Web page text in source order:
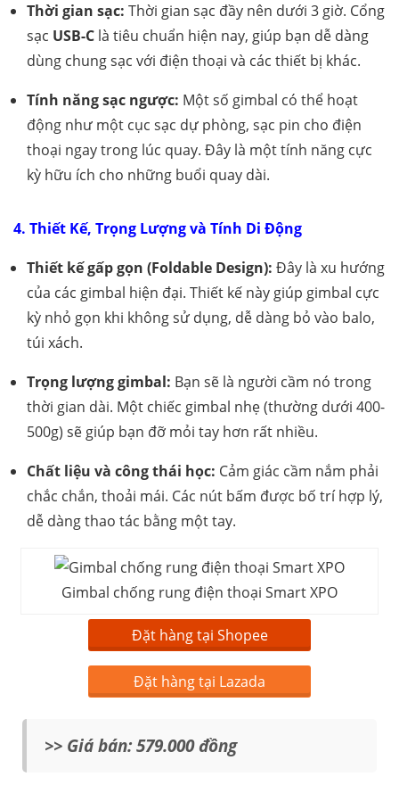
Thời gian sạc: Thời gian sạc đầy nên dưới 3 giờ. Cổng
sạc USB-C là tiêu chuẩn hiện nay, giúp bạn dễ dàng
dùng chung sạc với điện thoại và các thiết bị khác.
Tính năng sạc ngược: Một số gimbal có thể hoạt
động như một cục sạc dự phòng, sạc pin cho điện
thoại ngay trong lúc quay. Đây là một tính năng cực
kỳ hữu ích cho những buổi quay dài.
4. Thiết Kế, Trọng Lượng và Tính Di Động
Thiết kế gấp gọn (Foldable Design): Đây là xu hướng
của các gimbal hiện đại. Thiết kế này giúp gimbal cực
kỳ nhỏ gọn khi không sử dụng, dễ dàng bỏ vào balo,
túi xách.
Trọng lượng gimbal: Bạn sẽ là người cầm nó trong
thời gian dài. Một chiếc gimbal nhẹ (thường dưới 400-
500g) sẽ giúp bạn đỡ mỏi tay hơn rất nhiều.
Chất liệu và công thái học: Cảm giác cầm nắm phải
chắc chắn, thoải mái. Các nút bấm được bố trí hợp lý,
dễ dàng thao tác bằng một tay.
Gimbal chống rung điện thoại Smart XPO
Đặt hàng tại Shopee
Đặt hàng tại Lazada
>> Giá bán: 579.000 đồng